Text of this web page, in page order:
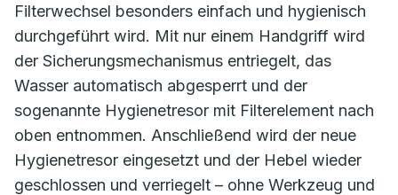
Filterwechsel besonders einfach und hygienisch
durchgeführt wird. Mit nur einem Handgriff wird
der Sicherungsmechanismus entriegelt, das
Wasser automatisch abgesperrt und der
sogenannte Hygienetresor mit Filterelement nach
oben entnommen. Anschließend wird der neue
Hygienetresor eingesetzt und der Hebel wieder
geschlossen und verriegelt – ohne Werkzeug und